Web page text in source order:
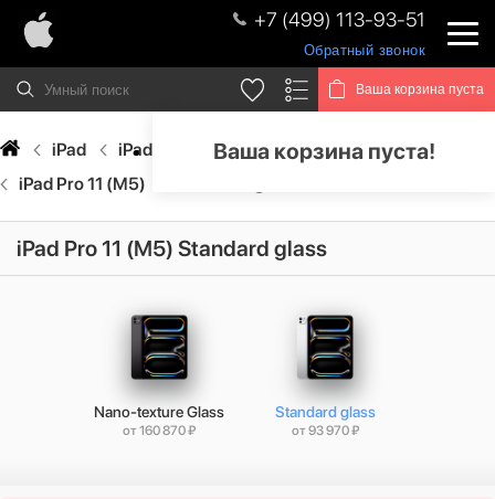
+7 (499) 113-93-51
Обратный звонок
Ваша корзина пуста
Ваша корзина пуста!
iPad iPad Pro
iPad Pro (M5)
iPad Pro 11 (M5)
iPad Pro 11 (M5) Standard glass
Nano-texture Glass
от 160 870 ₽
Standard glass
от 93 970 ₽